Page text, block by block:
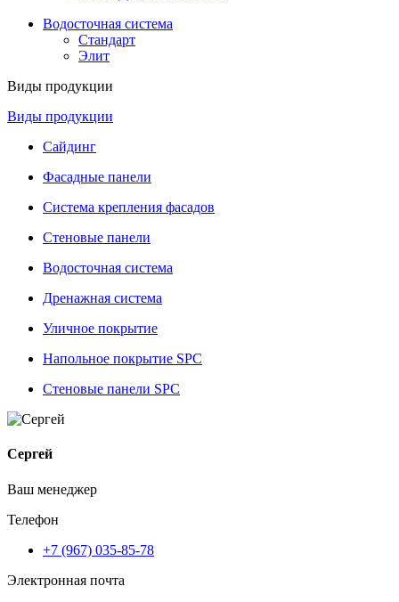
Водосточная система
Стандарт
Элит
Виды продукции
Виды продукции
Сайдинг
Фасадные панели
Система крепления фасадов
Стеновые панели
Водосточная система
Дренажная система
Уличное покрытие
Напольное покрытие SPC
Стеновые панели SPC
Сергей
Ваш менеджер
Телефон
+7 (967) 035-85-78
Электронная почта